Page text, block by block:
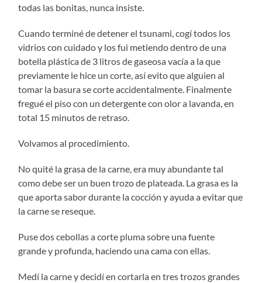
todas las bonitas, nunca insiste.
Cuando terminé de detener el tsunami, cogí todos los
vidrios con cuidado y los fui metiendo dentro de una
botella plástica de 3 litros de gaseosa vacía a la que
previamente le hice un corte, así evito que alguien al
tomar la basura se corte accidentalmente. Finalmente
fregué el piso con un detergente con olor a lavanda, en
total 15 minutos de retraso.
Volvamos al procedimiento.
No quité la grasa de la carne, era muy abundante tal
como debe ser un buen trozo de plateada. La grasa es la
que aporta sabor durante la cocción y ayuda a evitar que
la carne se reseque.
Puse dos cebollas a corte pluma sobre una fuente
grande y profunda, haciendo una cama con ellas.
Medí la carne y decidí en cortarla en tres trozos grandes